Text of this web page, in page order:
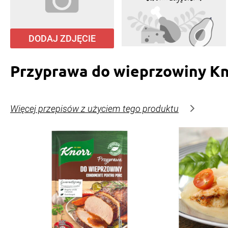
DODAJ ZDJĘCIE
Przyprawa do wieprzowiny
Więcej przepisów z użyciem tego produktu